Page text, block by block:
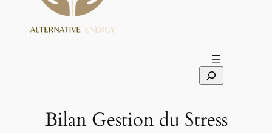
e
c
Bilan Gestion du Stress